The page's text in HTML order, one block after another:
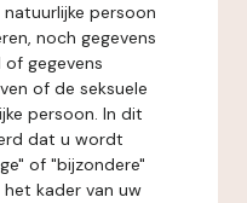
persoon
noch gegevens
gegevens
of de seksuele
persoon. In dit
dat u wordt
of "bijzondere"
kader van uw